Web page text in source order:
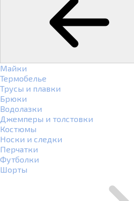
Майки
Термобелье
Трусы и плавки
Брюки
Водолазки
Джемперы и толстовки
Костюмы
Носки и следки
Перчатки
Футболки
Шорты